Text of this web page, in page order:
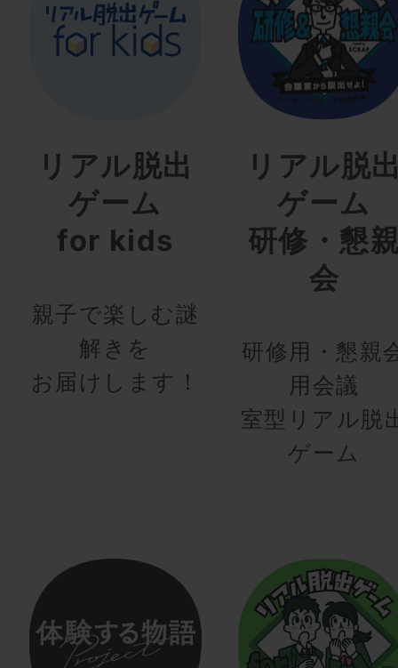
リアル脱出
ゲーム
for kids
親子で楽しむ謎
解きを
お届けします！
リアル脱
ゲーム
研修・懇
会
研修用・懇親
用会議
室型リアル脱
ゲーム